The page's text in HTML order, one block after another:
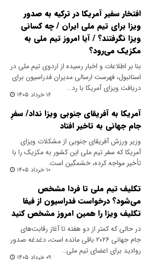
افتخار سفیر آمریکا در ترکیه به صدور
ویزا برای تیم ملی ایران / چه کسانی
ویزا نگرفتند؟ / آیا امروز تیم ملی به
مکزیک می‌رود؟
بنا بر اطلاعات و اخبار رسیده از اردوی تیم ملی در
استانبول، فهرست ارسالی مدیران فدراسیون برای
دریافت ویزای آمریکا با رد…
۱۶ خرداد ۱۴۰۵
آمریکا به آفریقای جنوبی ویزا نداد/ سفرِ
جام جهانی به تاخیر افتاد
وزیر ورزش آفریقای جنوبی از مشکلات ویزای
آمریکا که سفر تیم ملی این کشور به مکزیک را با
تأخیر مواجه کرده، خشمگین است.
۱۰ خرداد ۱۴۰۵
تکلیف تیم ملی تا فردا مشخص
می‌شود؟ درخواست فدراسیون از فیفا
تکلیف ویزا را همین امروز مشخص کنید
در حالی که کمتر از دو هفته تا آغاز رقابت‌های
جام جهانی ۲۰۲۶ باقی مانده است، دغدغه صدور
روادید برای اعضای تیم ملی…
۰۹ خرداد ۱۴۰۵